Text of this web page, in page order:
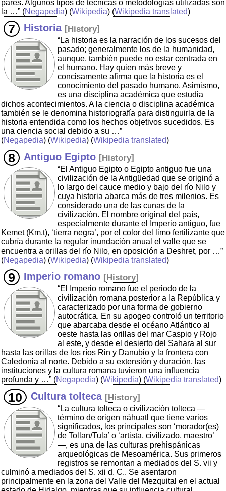
pares. Algunos tipos de técnicas o metodologías utilizadas son
la …” (Negapedia) (Wikipedia) (Wikipedia translated)
Historia [History]
“La historia es la narración de los sucesos del
pasado; generalmente los de la humanidad,
aunque, también puede no estar centrada en
el humano. Hay quien más breve y
concisamente afirma que la historia es el
conocimiento del pasado humano. Asimismo,
es una disciplina académica que estudia
dichos acontecimientos. A la ciencia o disciplina académica
también se le denomina historiografía para distinguirla de la
historia entendida como los hechos objetivos sucedidos. Es
una ciencia social debido a su …”
(Negapedia) (Wikipedia) (Wikipedia translated)
Antiguo Egipto [History]
“El Antiguo Egipto o Egipto antiguo fue una
civilización de la Antigüedad que se originó a
lo largo del cauce medio y bajo del río Nilo y
cuya historia abarca más de tres milenios. Es
considerado una de las cunas de la
civilización. El nombre original del país,
especialmente durante el Imperio antiguo, fue
Kemet (Km.t), ‘tierra negra’, por el color del limo fertilizante que
cubría durante la regular inundación anual el valle que se
encuentra a orillas del río Nilo, en oposición a Deshret, por …”
(Negapedia) (Wikipedia) (Wikipedia translated)
Imperio romano [History]
“El Imperio romano fue el periodo de la
civilización romana posterior a la República y
caracterizado por una forma de gobierno
autocrática. En su apogeo controló un territorio
que abarcaba desde el océano Atlántico al
oeste hasta las orillas del mar Caspio y Rojo
al este, y desde el desierto del Sahara al sur
hasta las orillas de los ríos Rin y Danubio y la frontera con
Caledonia al norte. Debido a su extensión y duración, las
instituciones y la cultura romana tuvieron una influencia
profunda y …” (Negapedia) (Wikipedia) (Wikipedia translated)
Cultura tolteca [History]
“La cultura tolteca o civilización tolteca —
término de origen náhuatl que tiene varios
significados, los principales son ‘morador(es)
de Tollan/Tula’ o ‘artista, civilizado, maestro’
—, es una de las culturas prehispánicas
arqueológicas de Mesoamérica. Sus primeros
registros se remontan a mediados del S. vii y
culminó a mediados del S. xii d. C.. Se asentaron
principalmente en la zona del Valle del Mezquital en el actual